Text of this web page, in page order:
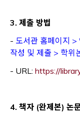
3. 제출 방법
- 도서관 홈페이지
작성 및 제출 > 학위
- URL: https://
4. 책자 (완제본) 논